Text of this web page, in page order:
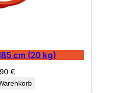
cm (20 kg)
€